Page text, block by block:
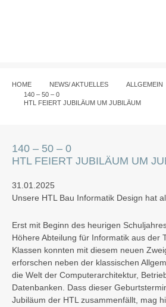
HOME NEWS/ AKTUELLES
ALLGEMEIN
140 – 50 – 0
HTL FEIERT JUBILÄUM UM JUBILÄUM
140 – 50 – 0
HTL FEIERT JUBILÄUM UM
31.01.2025
Unsere HTL Bau Informatik Design hat
Erst mit Beginn des heurigen
Höhere Abteilung für Informatik aus der
Klassen konnten mit diesem neuen
erforschen neben der klassischen
die Welt der Computerarchitektur,
Datenbanken. Dass dieser
Jubiläum der HTL zusammenfällt, mag